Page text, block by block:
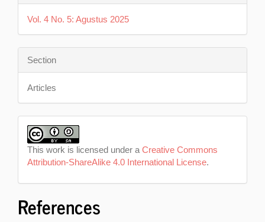
Vol. 4 No. 5: Agustus 2025
Section
Articles
This work is licensed under a Creative Commons
Attribution-ShareAlike 4.0 International License.
References